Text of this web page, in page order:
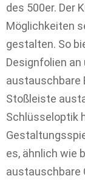
des 500er. Der
Möglichkeiten
gestalten. So
Designfolien
austauschbare
Stoßleiste
Schlüsseloptik
es, ähnlich wie
austauschbare